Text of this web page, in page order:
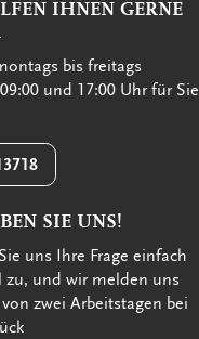
IHNEN GERNE
bis freitags
und 17:00 Uhr für Sie
SIE UNS!
uns Ihre Frage einfach
zu, und wir melden uns
zwei Arbeitstagen bei